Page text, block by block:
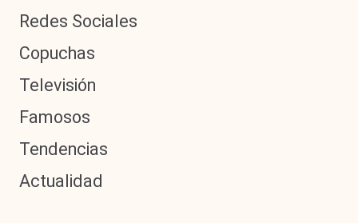
Redes Sociales
Copuchas
Televisión
Famosos
Tendencias
Actualidad